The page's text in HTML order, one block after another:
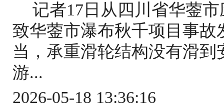
记者17日从四川省华蓥
致华蓥市瀑布秋千项目事
当，承重滑轮结构没有滑
游...
2026-05-18 13:36:16